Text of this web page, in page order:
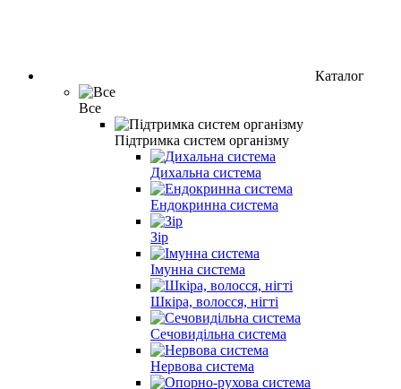
Каталог
Все
Підтримка систем організму
Дихальна система
Ендокринна система
Зір
Імунна система
Шкіра, волосся, нігті
Сечовидільна система
Нервова система